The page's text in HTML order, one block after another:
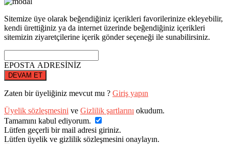
Sitemize üye olarak beğendiğiniz içerikleri favorilerinize ekleyebilir,
kendi ürettiğiniz ya da internet üzerinde beğendiğiniz içerikleri
sitemizin ziyaretçilerine içerik gönder seçeneği ile sunabilirsiniz.
EPOSTA ADRESİNİZ
DEVAM ET
Zaten bir üyeliğiniz mevcut mu ? Giriş yapın
Üyelik sözleşmesini ve Gizlilik şartlarını okudum.
Tamamını kabul ediyorum.
Lütfen geçerli bir mail adresi giriniz.
Lütfen üyelik ve gizlilik sözleşmesini onaylayın.